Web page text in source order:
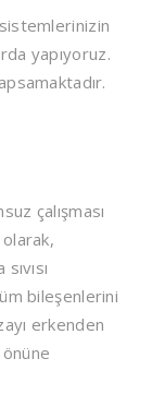
yapıyoruz.
çalışması
olarak,
bileşenlerini
erkenden